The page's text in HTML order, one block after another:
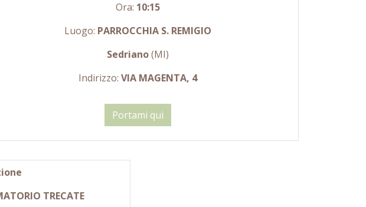
Ora: 10:15
Luogo: PARROCCHIA S. REMIGIO
Sedriano(MI)
Indirizzo: VIA MAGENTA, 4
Portami qui
TRECATE